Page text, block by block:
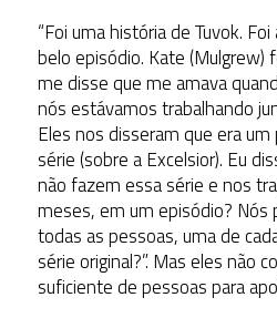
“Foi uma história de Tuvok.
belo episódio. Kate (Mulgrew)
me disse que me amava
nós estávamos trabalhando
Eles nos disseram que era
série (sobre a Excelsior). Eu
não fazem essa série e nos
meses, em um episódio? Nós
todas as pessoas, uma de
série original?”. Mas eles não
suficiente de pessoas para